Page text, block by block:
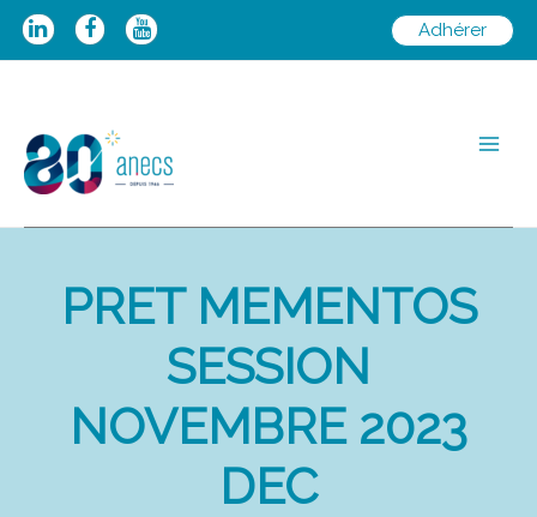
Aller
Adhérer
PRET MEMENTOS
SESSION
NOVEMBRE 2023
DEC